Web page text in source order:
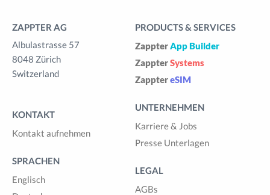
ZAPPTER AG
Albulastrasse 57
8048 Zürich
Switzerland
KONTAKT
Kontakt aufnehmen
SPRACHEN
Englisch
PRODUCTS & SERVICES
ZappterApp Builder
ZappterSystems
ZapptereSIM
UNTERNEHMEN
Karriere & Jobs
Presse Unterlagen
LEGAL
AGBs